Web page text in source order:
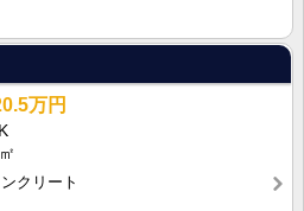
万円
クリート